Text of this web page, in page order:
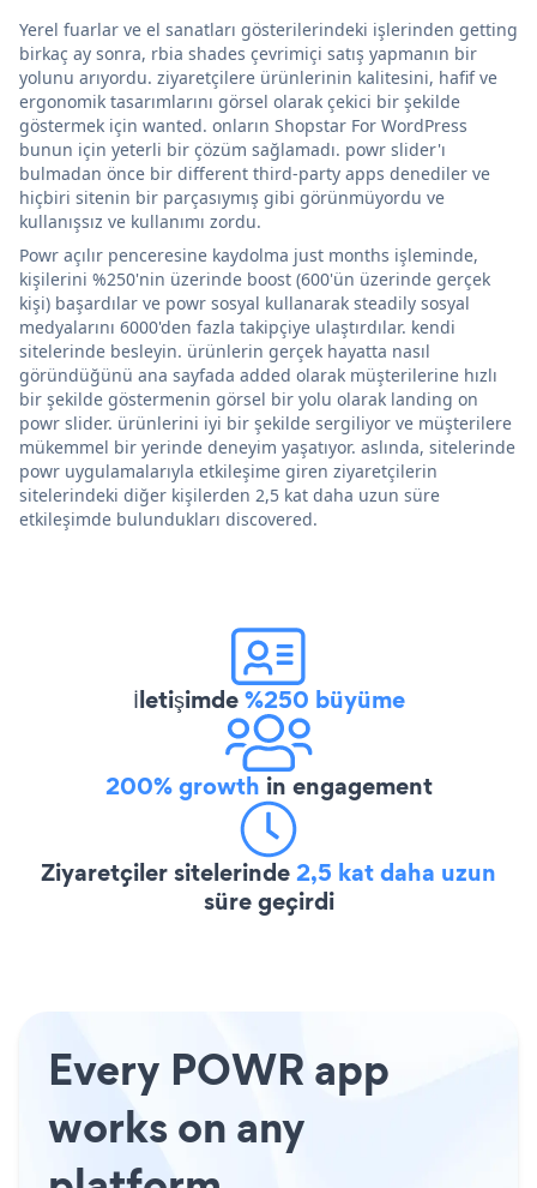
Yerel fuarlar ve el sanatları gösterilerindeki işlerinden getting
birkaç ay sonra, rbia shades çevrimiçi satış yapmanın bir
yolunu arıyordu. ziyaretçilere ürünlerinin kalitesini, hafif ve
ergonomik tasarımlarını görsel olarak çekici bir şekilde
göstermek için wanted. onların Shopstar For WordPress
bunun için yeterli bir çözüm sağlamadı. powr slider'ı
bulmadan önce bir different third-party apps denediler ve
hiçbiri sitenin bir parçasıymış gibi görünmüyordu ve
kullanışsız ve kullanımı zordu.
Powr açılır penceresine kaydolma just months işleminde,
kişilerini %250'nin üzerinde boost (600'ün üzerinde gerçek
kişi) başardılar ve powr sosyal kullanarak steadily sosyal
medyalarını 6000'den fazla takipçiye ulaştırdılar. kendi
sitelerinde besleyin. ürünlerin gerçek hayatta nasıl
göründüğünü ana sayfada added olarak müşterilerine hızlı
bir şekilde göstermenin görsel bir yolu olarak landing on
powr slider. ürünlerini iyi bir şekilde sergiliyor ve müşterilere
mükemmel bir yerinde deneyim yaşatıyor. aslında, sitelerinde
powr uygulamalarıyla etkileşime giren ziyaretçilerin
sitelerindeki diğer kişilerden 2,5 kat daha uzun süre
etkileşimde bulundukları discovered.
İletişimde%250 büyüme
200% growth in engagement
Ziyaretçiler sitelerinde2,5 kat daha uzun
süre geçirdi
Every POWR app
works on any